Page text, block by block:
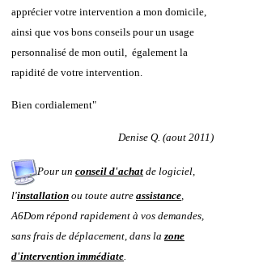
apprécier votre intervention a mon domicile,
ainsi que vos bons conseils pour un usage
personnalisé de mon outil, également la
rapidité de votre intervention.
Bien cordialement"
Denise Q. (aout 2011)
Pour un conseil d'achat de logiciel,
l'installation ou toute autre assistance,
A6Dom répond rapidement à vos demandes,
sans frais de déplacement, dans lazone
d'intervention immédiate.